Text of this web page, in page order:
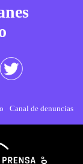
Canal de denuncias